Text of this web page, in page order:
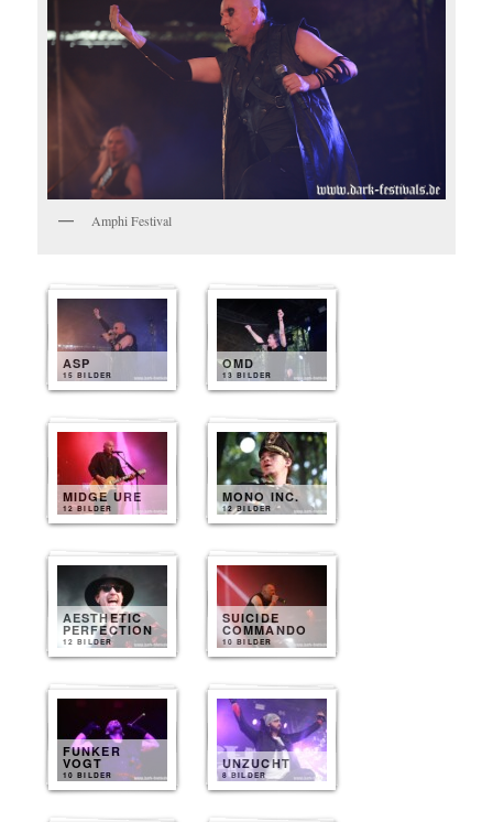
Amphi Festival
ASP
15 BILDER
OMD
13 BILDER
MIDGE URE
12 BILDER
MONO INC.
12 BILDER
AESTHETIC
PERFECTION
12 BILDER
SUICIDE
COMMANDO
10 BILDER
FUNKER
VOGT
10 BILDER
UNZUCHT
8 BILDER